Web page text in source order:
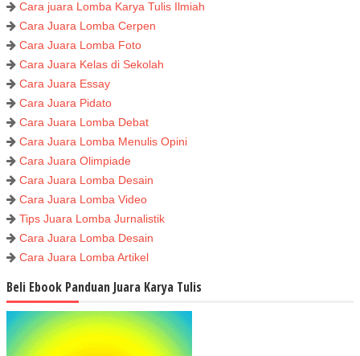
Cara juara Lomba Karya Tulis Ilmiah
Cara Juara Lomba Cerpen
Cara Juara Lomba Foto
Cara Juara Kelas di Sekolah
Cara Juara Essay
Cara Juara Pidato
Cara Juara Lomba Debat
Cara Juara Lomba Menulis Opini
Cara Juara Olimpiade
Cara Juara Lomba Desain
Cara Juara Lomba Video
Tips Juara Lomba Jurnalistik
Cara Juara Lomba Desain
Cara Juara Lomba Artikel
Beli Ebook Panduan Juara Karya Tulis